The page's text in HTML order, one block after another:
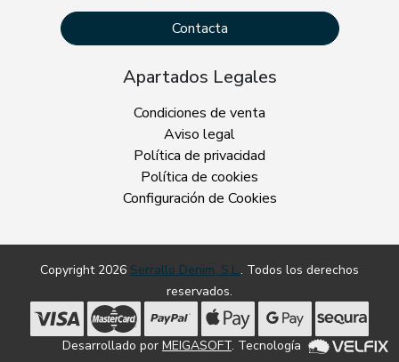
Contacta
Apartados Legales
Condiciones de venta
Aviso legal
Política de privacidad
Política de cookies
Configuración de Cookies
Copyright 2026 Serrallo Denim, S.L.. Todos los derechos
reservados.
Desarrollado por MEIGASOFT. Tecnología